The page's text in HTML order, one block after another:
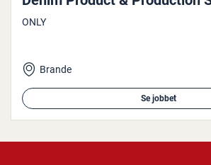
ONLY
Brande
Se jobbet